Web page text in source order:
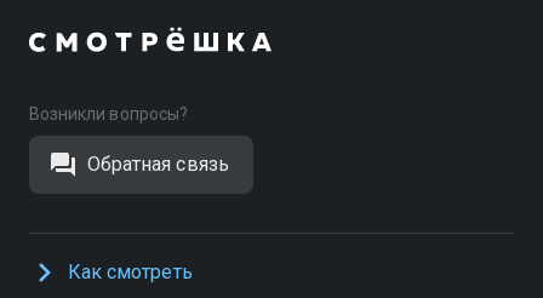
Возникли вопросы?
Обратная связь
Как смотреть